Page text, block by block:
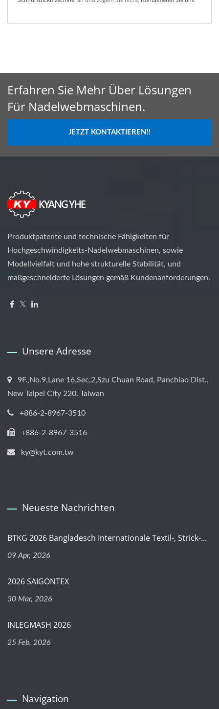
Erfahren Sie Mehr Über Lösungen
Für Nadelwebmaschinen.
JETZT KONTAKTIEREN!!
Produktpatente und technische Fähigkeiten für
Hochgeschwindigkeits-Nadelwebmaschinen, sowie
Modellvielfalt und hohe strukturelle Stabilität, und
maßgeschneiderte Lösungen gemäß Kundenanforderungen.
Unsere Adresse
9F.,No.9,Lane 16,Sec,2,Szu Chuan Road, Panchiao Dist.,
New Taipei City 220. Taiwan
+886-2-8967-3510
+886-2-8967-3516
ky@kyt.com.tw
Neueste Nachrichten
BTKG 2026 Bangladesch Internationale Textil-, Strick-...
09 Apr, 2026
2026 SAIGONTEX
30 Mar, 2026
INLEGMASH 2026
25 Feb, 2026
Navigation